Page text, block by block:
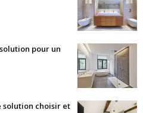
pour un
solution choisir et